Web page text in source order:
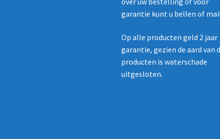
garantie kunt u bellen of
Op alle producten geld 2 jaar
garantie, gezien de aard van
producten is waterschade
uitgesloten.